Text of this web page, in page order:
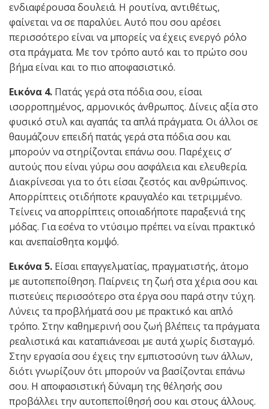
ενδιαφέρουσα δουλειά. Η ρουτίνα, αντιθέτως,
φαίνεται να σε παραλύει. Αυτό που σου αρέσει
περισσότερο είναι να μπορείς να έχεις ενεργό ρόλο
στα πράγματα. Με τον τρόπο αυτό και το πρώτο σου
βήμα είναι και το πιο αποφασιστικό.
Εικόνα 4. Πατάς γερά στα πόδια σου, είσαι
ισορροπημένος, αρμονικός άνθρωπος. Δίνεις αξία στο
φυσικό στυλ και αγαπάς τα απλά πράγματα. Οι άλλοι σε
θαυμάζουν επειδή πατάς γερά στα πόδια σου και
μπορούν να στηρίζονται επάνω σου. Παρέχεις σ’
αυτούς που είναι γύρω σου ασφάλεια και ελευθερία.
Διακρίνεσαι για το ότι είσαι ζεστός και ανθρώπινος.
Απορρίπτεις οτιδήποτε κραυγαλέο και τετριμμένο.
Τείνεις να απορρίπτεις οποιαδήποτε παραξενιά της
μόδας. Για εσένα το ντύσιμο πρέπει να είναι πρακτικό
και ανεπαίσθητα κομψό.
Εικόνα 5. Είσαι επαγγελματίας, πραγματιστής, άτομο
με αυτοπεποίθηση. Παίρνεις τη ζωή στα χέρια σου και
πιστεύεις περισσότερο στα έργα σου παρά στην τύχη.
Λύνεις τα προβλήματά σου με πρακτικό και απλό
τρόπο. Στην καθημερινή σου ζωή βλέπεις τα πράγματα
ρεαλιστικά και καταπιάνεσαι με αυτά χωρίς δισταγμό.
Στην εργασία σου έχεις την εμπιστοσύνη των άλλων,
διότι γνωρίζουν ότι μπορούν να βασίζονται επάνω
σου. Η αποφασιστική δύναμη της θέλησής σου
προβάλλει την αυτοπεποίθησή σου και στους άλλους.